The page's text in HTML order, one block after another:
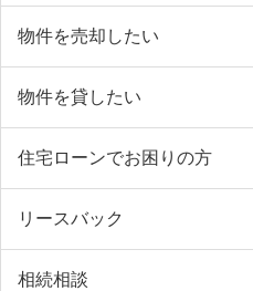
物件を売却したい
物件を貸したい
住宅ローンでお困りの方
リースバック
相続相談